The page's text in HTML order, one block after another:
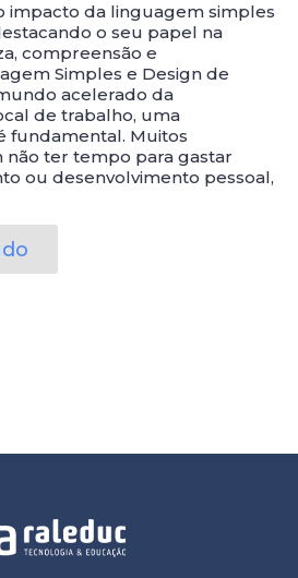
impacto da linguagem simples
o seu papel na
compreensão e
Simples e Design de
acelerado da
de trabalho, uma
fundamental. Muitos
não ter tempo para gastar
ou desenvolvimento pessoal,